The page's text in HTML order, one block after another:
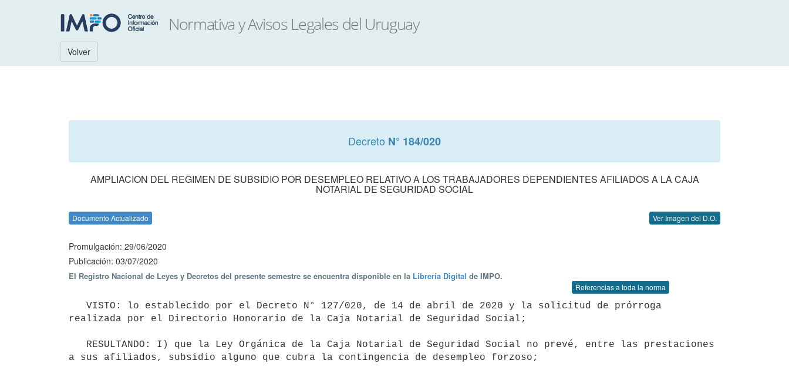
Volver
Decreto N° 184/020
AMPLIACION DEL REGIMEN DE SUBSIDIO POR DESEMPLEO RELATIVO A LOS TRABAJADORES DEPENDIENTES AFILIADOS A LA CAJA
NOTARIAL DE SEGURIDAD SOCIAL
Documento Actualizado Ver Imagen del D.O.
Promulgación: 29/06/2020
Publicación: 03/07/2020
El Registro Nacional de Leyes y Decretos del presente semestre se encuentra disponible en la Librería Digital de IMPO.
Referencias a toda la norma
realizada por el Directorio Honorario de la Caja Notarial de Seguridad Social;
a sus afiliados, subsidio alguno que cubra la contingencia de desempleo forzoso;